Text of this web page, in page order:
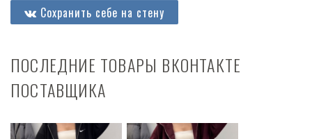
Сохранить себе на стену
ПОСЛЕДНИЕ ТОВАРЫ ВКОНТАКТЕ
ПОСТАВЩИКА